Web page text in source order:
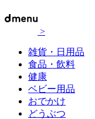
>
雑貨・日用品
食品・飲料
健康
ベビー用品
おでかけ
どうぶつ